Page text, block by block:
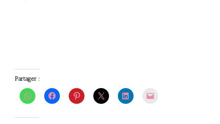
Partager :